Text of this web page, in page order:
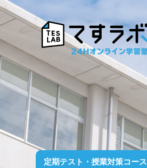
定期テスト・授業対策コース